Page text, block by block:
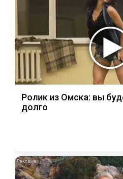
Ролик из Омска: вы
долго